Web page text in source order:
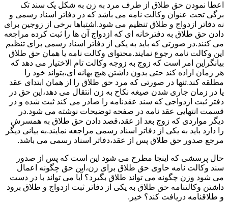
اعطا نمودن حق طلاق از طرف مرد به زن به شکل یک سند تک
برگی تحت عنوان وکالت نامه می باشد که در دفاتر اسناد رسمی و
نه دفاتر ازدواج و طلاق تنظیم می شود.اشتباها برخی از زوجین برای
دادن حق طلاق به دفترخانه ای که ازدواج آن ها را ثبت کرده مراجعه
می کنند.در صورتی که باید به یکی از دفاتر اسناد رسمی برای تنظیم
این وکالت نامه رجوع نمایند.محتوای وکالت نامه یا همان حق طلاق
بیانگراین امر است که زوج به زوجه وکالت تام الاختیار می دهد که
هر زمان اراده کند حتی بدون داشتن هیچ بهانه ای،بتواند خود را
مطلقه کند.تنها در صورتی که مرد حق طلاق را از همان ابتدای عقد
یا در زمان جاری شدن صیغه نکاح به زن انتقال می دهد،این حق در
دفتر ثبت ازدواجی که سند عقدنامه را صادر می کند ثبت شده و در
قسمت انتهایی عقد نامه در صفحه توضیحات نوشته می شود.در
دیگر مواردی که زوج بعد از عقد،قصد دادن حق طلاق به همسرش
را دارد باید به یکی از دفاتر اسناد رسمی مراجعه نمایند.به بیانی دیگر
مرجع صدور حق طلاق پس از عقد،دفاتر اسناد رسمی می باشد.
حال پرسشی که اینجا مطرح می شود این است که پس از صدور
سند وکالت نامه حاوی حق طلاق برای زن،این حق چگونه اعمال
می شود وزن چگونه می تواند طلاق بگیرد؟ آیا می تواند با در دست
داشتن وکالتنامه حق طلاق به یکی از دفاتر ثبت ازدواج و طلاق برود
و طلاقنامه دریافت کند؟ خیر.